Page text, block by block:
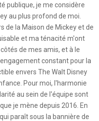
publique, je me considère
au plus profond de moi.
de la Maison de Mickey et de
et ma ténacité m'ont
de mes amis, et à le
constant pour la
envers The Walt Disney
Pour moi, l'harmonie
au sein de l'équipe sont
je mène depuis 2016. En
paraît sous la bannière de